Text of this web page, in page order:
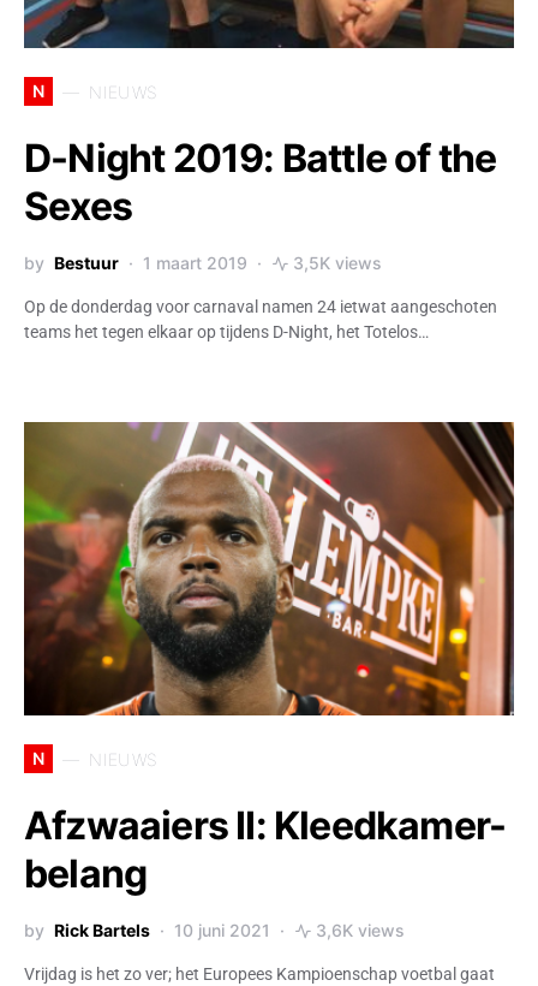
N NIEUWS
D-Night 2019: Battle of the
Sexes
by Bestuur 1 maart 2019 3,5K views
Op de donderdag voor carnaval namen 24 ietwat aangeschoten
teams het tegen elkaar op tijdens D-Night, het Totelos…
N NIEUWS
Afzwaaiers II: Kleedkamer-
belang
by Rick Bartels 10 juni 2021 3,6K views
Vrijdag is het zo ver; het Europees Kampioenschap voetbal gaat